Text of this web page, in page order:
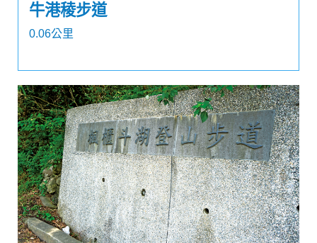
牛港稜步道
0.06公里